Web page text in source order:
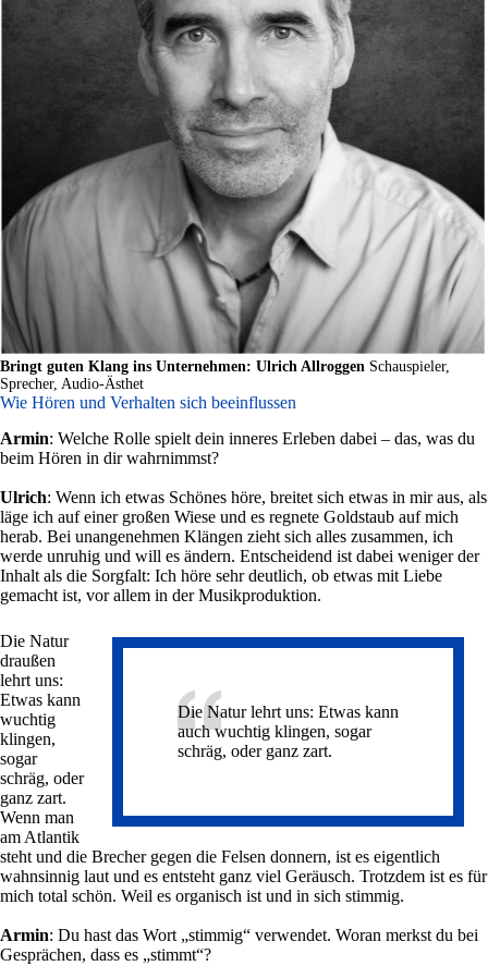
Bringt guten Klang ins Unternehmen: Ulrich Allroggen Schauspieler,
Sprecher, Audio-Ästhet
Wie Hören und Verhalten sich beeinflussen
Armin: Welche Rolle spielt dein inneres Erleben dabei – das, was du
beim Hören in dir wahrnimmst?
Ulrich: Wenn ich etwas Schönes höre, breitet sich etwas in mir aus, als
läge ich auf einer großen Wiese und es regnete Goldstaub auf mich
herab. Bei unangenehmen Klängen zieht sich alles zusammen, ich
werde unruhig und will es ändern. Entscheidend ist dabei weniger der
Inhalt als die Sorgfalt: Ich höre sehr deutlich, ob etwas mit Liebe
gemacht ist, vor allem in der Musikproduktion.
Die Natur lehrt uns: Etwas kann
auch wuchtig klingen, sogar
schräg, oder ganz zart.
Die Natur
draußen
lehrt uns:
Etwas kann
wuchtig
klingen,
sogar
schräg, oder
ganz zart.
Wenn man
am Atlantik
steht und die Brecher gegen die Felsen donnern, ist es eigentlich
wahnsinnig laut und es entsteht ganz viel Geräusch. Trotzdem ist es für
mich total schön. Weil es organisch ist und in sich stimmig.
Armin: Du hast das Wort „stimmig“ verwendet. Woran merkst du bei
Gesprächen, dass es „stimmt“?